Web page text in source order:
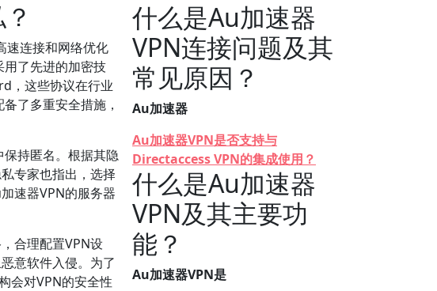
速连接和网络优化
了先进的加密技
，这些协议在行业
了多重安全措施，
持匿名。根据其隐
专家也指出，选择
速器VPN的服务器
合理配置VPN设
意软件入侵。为了
会对VPN的安全性
什么是Au加速器
VPN连接问题及其
常见原因？
Au加速器
Au加速器VPN是否支持与
Directaccess VPN的集成使用？
什么是Au加速器
VPN及其主要功
能？
Au加速器VPN是